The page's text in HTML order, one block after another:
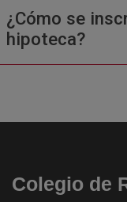
¿Cómo se
hipoteca?
Colegio de